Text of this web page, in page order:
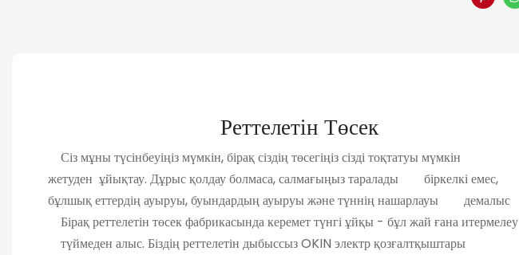
Реттелетін Төсек
Сіз мұны түсінбеуіңіз мүмкін, бірақ сіздің төсегіңіз сізді тоқтатуы мүмкін
жетуден ұйықтау. Дұрыс қолдау болмаса, салмағыңыз таралады біркелкі емес,
бұлшық еттердің ауыруы, буындардың ауыруы және түннің нашарлауы демалыс
Бірақ реттелетін төсек фабрикасында керемет түнгі ұйқы - бұл жай ғана итермелеу
түймеден алыс. Біздің реттелетін дыбыссыз OKIN электр қозғалтқыштары